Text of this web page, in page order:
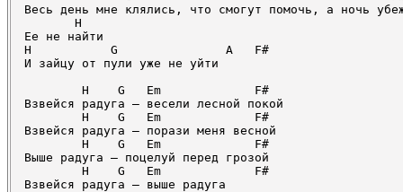
Весь день мне клялись, что смогут помочь, а ночь
       H
Ее не найти
H           G               A   F#
И зайцу от пули уже не уйти
        H    G   Em             F#
Взвейся радуга – весели лесной покой
        H    G   Em             F#
Взвейся радуга – порази меня весной
        H    G   Em             F#
Выше радуга – поцелуй перед грозой
        H    G   Em             F#
Взвейся радуга – выше радуга